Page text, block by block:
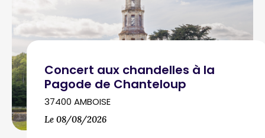
Concert aux chandelles à la
Pagode de Chanteloup
37400 AMBOISE
Le 08/08/2026